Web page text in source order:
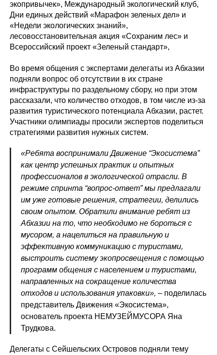
экопривычек», Международный экологический клуб,
Дни единых действий «Марафон зеленых дел» и
«Недели экологических знаний»,
лесовосстановительная акция «Сохраним лес» и
Всероссийский проект «Зеленый стандарт»,
Во время общения с экспертами делегаты из Абхазии
подняли вопрос об отсутствии в их стране
инфраструктуры по раздельному сбору, но при этом
рассказали, что количество отходов, в том числе из-за
развития туристического потенциала Абхазии, растет.
Участники олимпиады просили экспертов поделиться
стратегиями развития нужных систем.
«Ребята воспринимали Движение “Экосистема”
как центр успешных практик и опытных
профессионалов в экологической отрасли. В
режиме спринта “вопрос-ответ” мы предлагали
им уже готовые решения, стратегии, делились
своим опытом. Обратили внимание ребят из
Абхазии на то, что необходимо не бороться с
мусором, а нацелиться на правильную и
эффективную коммуникацию с туристами,
выстроить систему экопросвещения с помощью
программ общения с населением и туристами,
направленных на сокращение количества
отходов и использования упаковки», – поделилась
представитель Движения «Экосистема»,
основатель проекта НЕМУЗЕЙМУСОРА Яна
Трудкова.
Делегаты с Сейшельских Островов подняли тему